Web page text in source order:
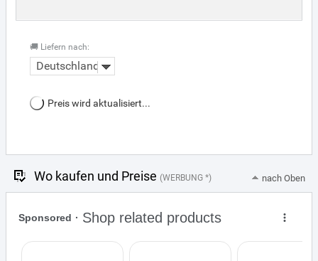
🚚 Liefern nach:
Deutschland
Preis wird aktualisiert...
Wo kaufen und Preise (WERBUNG *) nach Oben